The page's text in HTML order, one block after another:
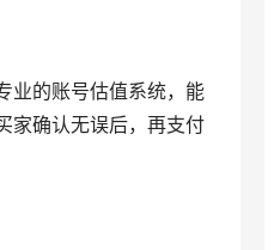
业的账号估值系统，能
家确认无误后，再支付